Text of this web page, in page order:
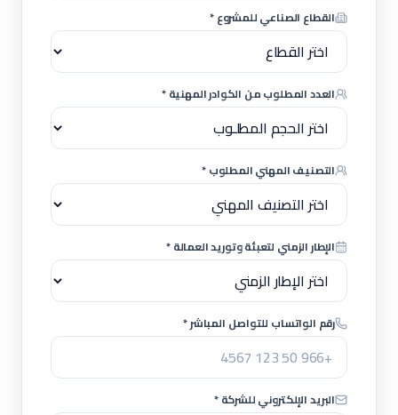
القطاع الصناعي للمشروع *
العدد المطلوب من الكوادر المهنية *
التصنيف المهني المطلوب *
الإطار الزمني لتعبئة وتوريد العمالة *
رقم الواتساب للتواصل المباشر *
البريد الإلكتروني للشركة *